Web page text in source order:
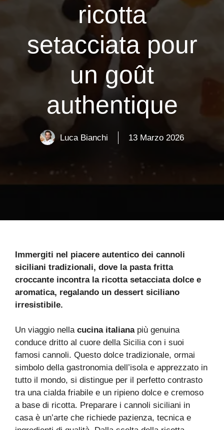
ricotta
setacciata pour
un goût
authentique
Luca Bianchi 13 Marzo 2026
Immergiti nel piacere autentico dei cannoli
siciliani tradizionali, dove la pasta fritta
croccante incontra la ricotta setacciata dolce e
aromatica, regalando un dessert siciliano
irresistibile.
Un viaggio nella cucina italianapiù genuina
conduce dritto al cuore della Sicilia con i suoi
famosi cannoli. Questo dolce tradizionale, ormai
simbolo della gastronomia dell’isola e apprezzato in
tutto il mondo, si distingue per il perfetto contrasto
tra una cialda friabile e un ripieno dolce e cremoso
a base di ricotta. Preparare i cannoli siciliani in
casa è un’arte che richiede pazienza, tecnica e